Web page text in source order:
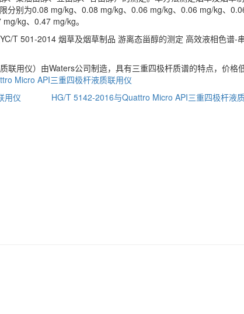
分别为0.08 mg/kg、0.08 mg/kg、0.06 mg/kg、0.06 mg/kg、
kg、0.47 mg/kg。
T 501-2014 烟草及烟草制品 游离态甾醇的测定 高效液相色谱-
联用仪）由Waters公司制造，具有三重四极杆质谱的特点，价格
Micro API三重四极杆液质联用仪
用仪
HG/T 5142-2016与Quattro Micro API三重四极杆液